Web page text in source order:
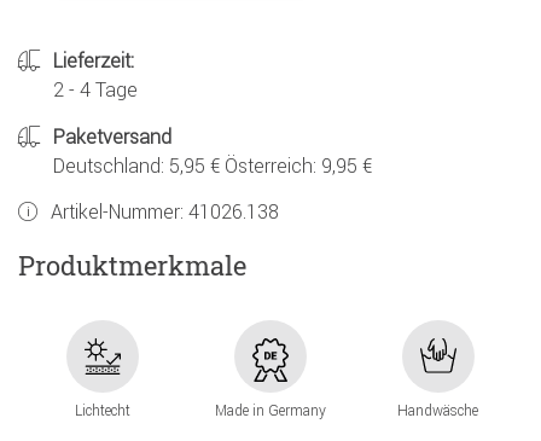
Lieferzeit:
2 - 4 Tage
Paketversand
Deutschland: 5,95 € Österreich: 9,95 €
Artikel-Nummer: 41026.138
Produktmerkmale
Lichtecht Made in Germany Handwäsche